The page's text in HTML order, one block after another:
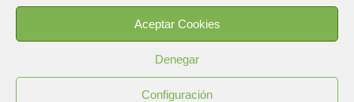
Aceptar Cookies
Denegar
Configuración